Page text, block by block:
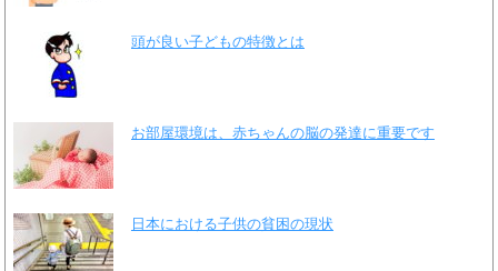
頭が良い子どもの特徴とは
お部屋環境は、赤ちゃんの脳の発達に重要です
日本における子供の貧困の現状